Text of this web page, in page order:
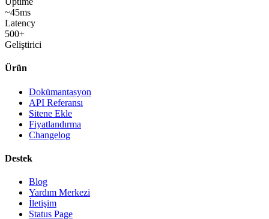
~45ms
Latency
500+
Geliştirici
Ürün
Dokümantasyon
API Referansı
Sitene Ekle
Fiyatlandırma
Changelog
Destek
Blog
Yardım Merkezi
İletişim
Status Page